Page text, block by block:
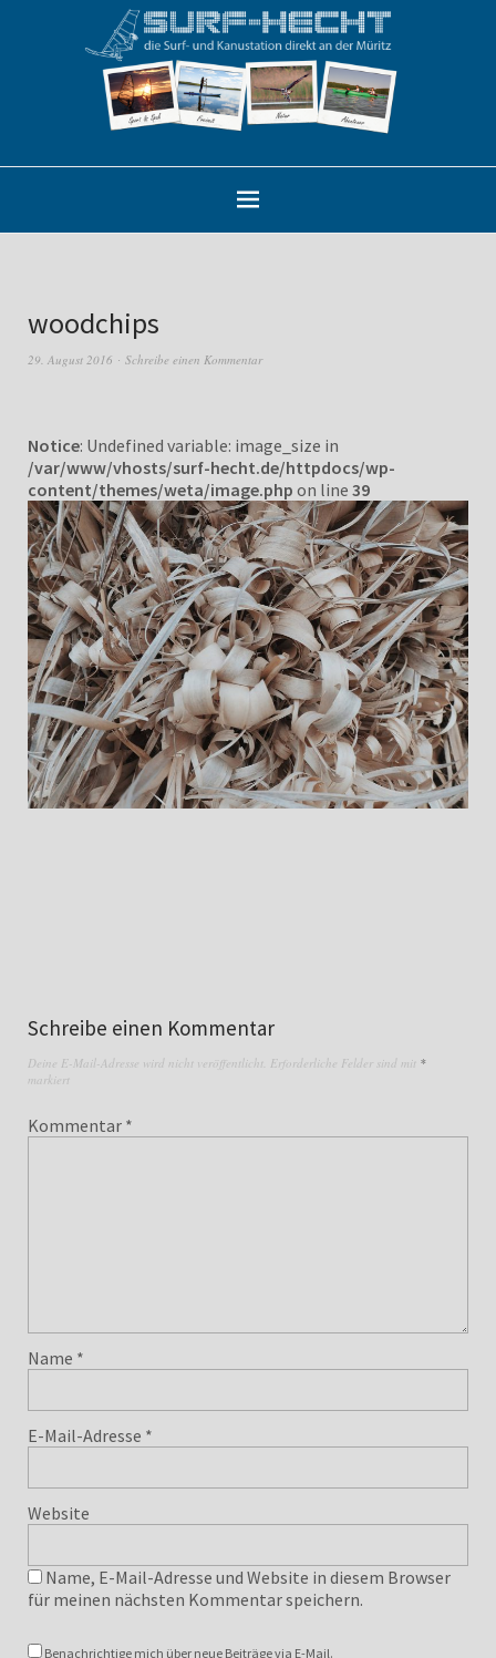
woodchips
29. August 2016 Schreibe einen Kommentar
Notice: Undefined variable: image_size in
/var/www/vhosts/surf-hecht.de/httpdocs/wp-
content/themes/weta/image.php on line 39
Schreibe einen Kommentar
Deine E-Mail-Adresse wird nicht veröffentlicht. Erforderliche Felder sind mit *
markiert
Kommentar *
Name *
E-Mail-Adresse *
Website
Name, E-Mail-Adresse und Website in diesem Browser
für meinen nächsten Kommentar speichern.
Benachrichtige mich über neue Beiträge via E-Mail.